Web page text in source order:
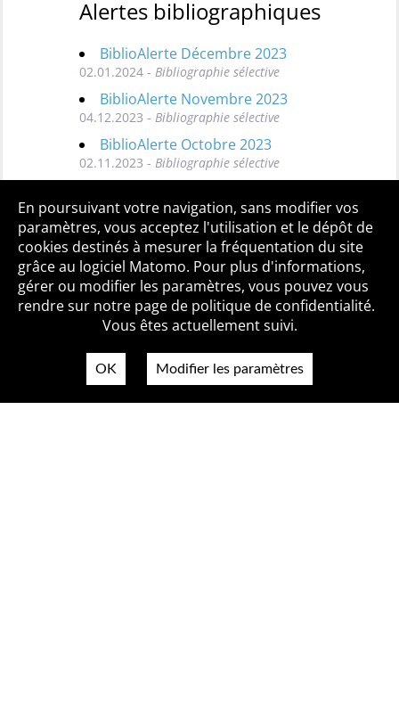
Alertes bibliographiques
BiblioAlerte Décembre 2023
02.01.2024 - Bibliographie sélective
BiblioAlerte Novembre 2023
04.12.2023 - Bibliographie sélective
BiblioAlerte Octobre 2023
02.11.2023 - Bibliographie sélective
Toutes les BiblioAlertes
Qui sommes-nous ? Mentions légales
Accessibilité
Politique de confidentialité
Contact
En poursuivant votre navigation, sans modifier vos
paramètres, vous acceptez l'utilisation et le dépôt de
cookies destinés à mesurer la fréquentation du site
grâce au logiciel Matomo. Pour plus d'informations,
gérer ou modifier les paramètres, vous pouvez vous
rendre sur notre page de politique de confidentialité.
Vous êtes actuellement suivi.
OK Modifier les paramètres